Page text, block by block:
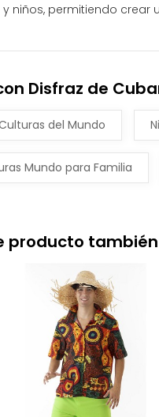
niños, permitiendo crear
Disfraz de
del Mundo
Mundo para Familia
producto